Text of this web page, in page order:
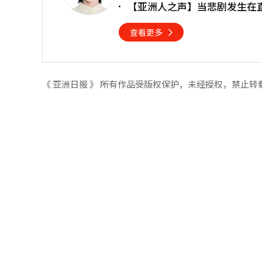
【亚洲人之声】当悲剧发生在
查看更多
《 亚洲日报 》 所有作品受版权保护，未经授权，禁止转